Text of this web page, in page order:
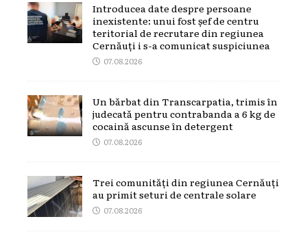
Introducea date despre persoane
inexistente: unui fost șef de centru
teritorial de recrutare din regiunea
Cernăuți i s-a comunicat suspiciunea
07.08.2026
Un bărbat din Transcarpatia, trimis în
judecată pentru contrabanda a 6 kg de
cocaină ascunse în detergent
07.08.2026
Trei comunități din regiunea Cernăuți
au primit seturi de centrale solare
07.08.2026